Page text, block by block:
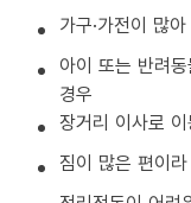
가구·가전이 많
아이 또는 반려
경우
장거리 이사로
짐이 많은 편이